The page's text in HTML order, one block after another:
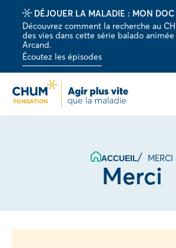
DÉJOUER LA MALADIE : MON
Découvrez comment la recherche au
des vies dans cette série balado animée
Arcand.
Écoutez les épisodes
ACCUEIL MERCI
Merci